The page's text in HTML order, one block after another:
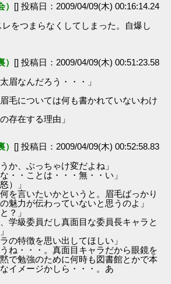
） [] 投稿日：2009/04/09(木) 00:16:14.24
レをつまらなくしてしまった。自爆し
） [] 投稿日：2009/04/09(木) 00:51:23.58
眉なんだろう・・・」
毛については何も書かれていないわけ
存在する理由」
） [] 投稿日：2009/04/09(木) 00:52:58.83
か、ぶっちゃけ変だよね」
・・ことは・・・無・・い」
）」
を言いたいかというと。眉毛ばっかり
魅力が伝わっていないと思うのよ」
？」
学級委員だし真面目な委員長キャラと
の特徴を思い出してほしい」
ね・・・。真面目キャラだから眼鏡を
で勉強のために何時も図書館とかで本
イメージかしら・・・。あ